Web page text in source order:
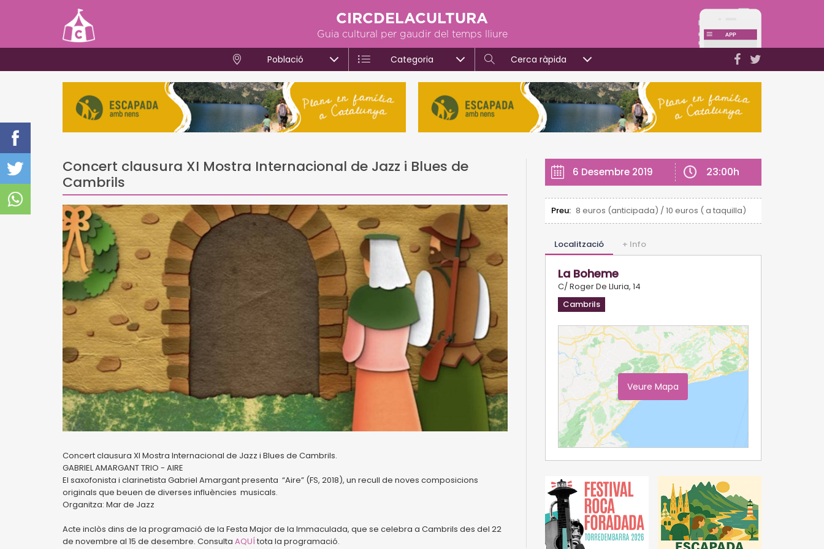
CIRCDELACULTURA
Guia cultural per gaudir del temps lliure
Població Categoria Cerca ràpida
Concert clausura XI Mostra Internacional de Jazz i Blues de
Cambrils
Concert clausura XI Mostra Internacional de Jazz i Blues de Cambrils.
GABRIEL AMARGANT TRIO - AIRE
El saxofonista i clarinetista Gabriel Amargant presenta “Aire” (FS, 2018), un recull de noves composicions
originals que beuen de diverses influències musicals.
Organitza: Mar de Jazz
Acte inclòs dins de la programació de la Festa Major de la Immaculada, que se celebra a Cambrils des del 22
de novembre al 15 de desembre. Consulta AQUÍtota la programació.
6 Desembre 2019 23:00h
Preu: 8 euros (anticipada) / 10 euros ( a taquilla)
Localització + Info
La Boheme
C/ Roger De Lluria, 14
Cambrils
Veure Mapa